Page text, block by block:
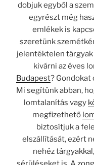
dobjuk egyből a
egyrészt még
emlékek is
szeretünk
jelentéktelen tárgyak
kivárni az éves
Budapest? Gondokat
Mi segítünk abban,
lomtalanítás vagy
megfizethető
biztosítjuk a
elszállítását, ezért
nehéz